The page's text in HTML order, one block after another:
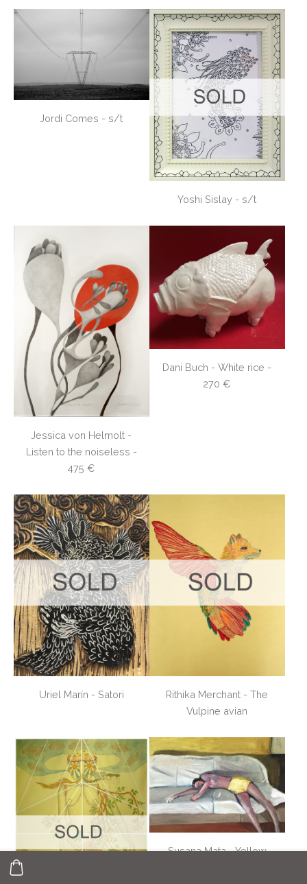
Jordi Comes - s/t
Yoshi Sislay - s/t
Jessica von Helmolt -
Listen to the noiseless -
475 €
Dani Buch - White rice -
270 €
Uriel Marín - Satori
Rithika Merchant - The
Vulpine avian
Susana Mata - Yellow